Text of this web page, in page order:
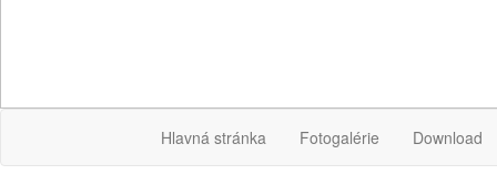
Hlavná stránka Fotogalérie Download